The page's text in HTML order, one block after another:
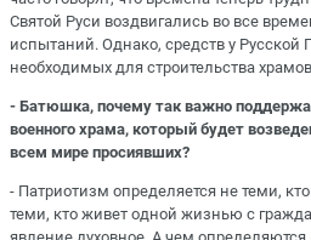
Святой Руси воздвигались во все
испытаний. Однако, средств у Русской
необходимых для строительства
- Батюшка, почему так важно
военного храма, который будет
всем мире просиявших?
- Патриотизм определяется не теми,
теми, кто живет одной жизнью с